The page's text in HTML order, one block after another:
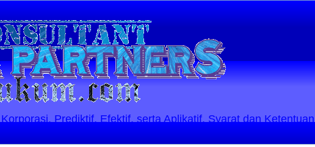
Prediktif, Efektif, serta Aplikatif. Syarat dan Ketentuan